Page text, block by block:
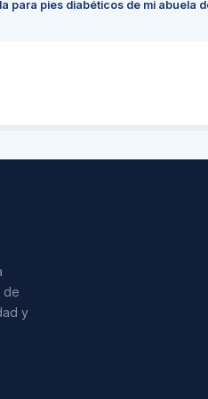
para pies diabéticos de mi abuela
de
y